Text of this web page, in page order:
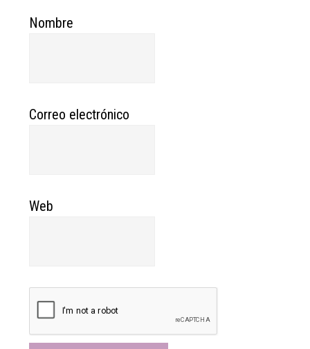
Nombre
Correo electrónico
Web